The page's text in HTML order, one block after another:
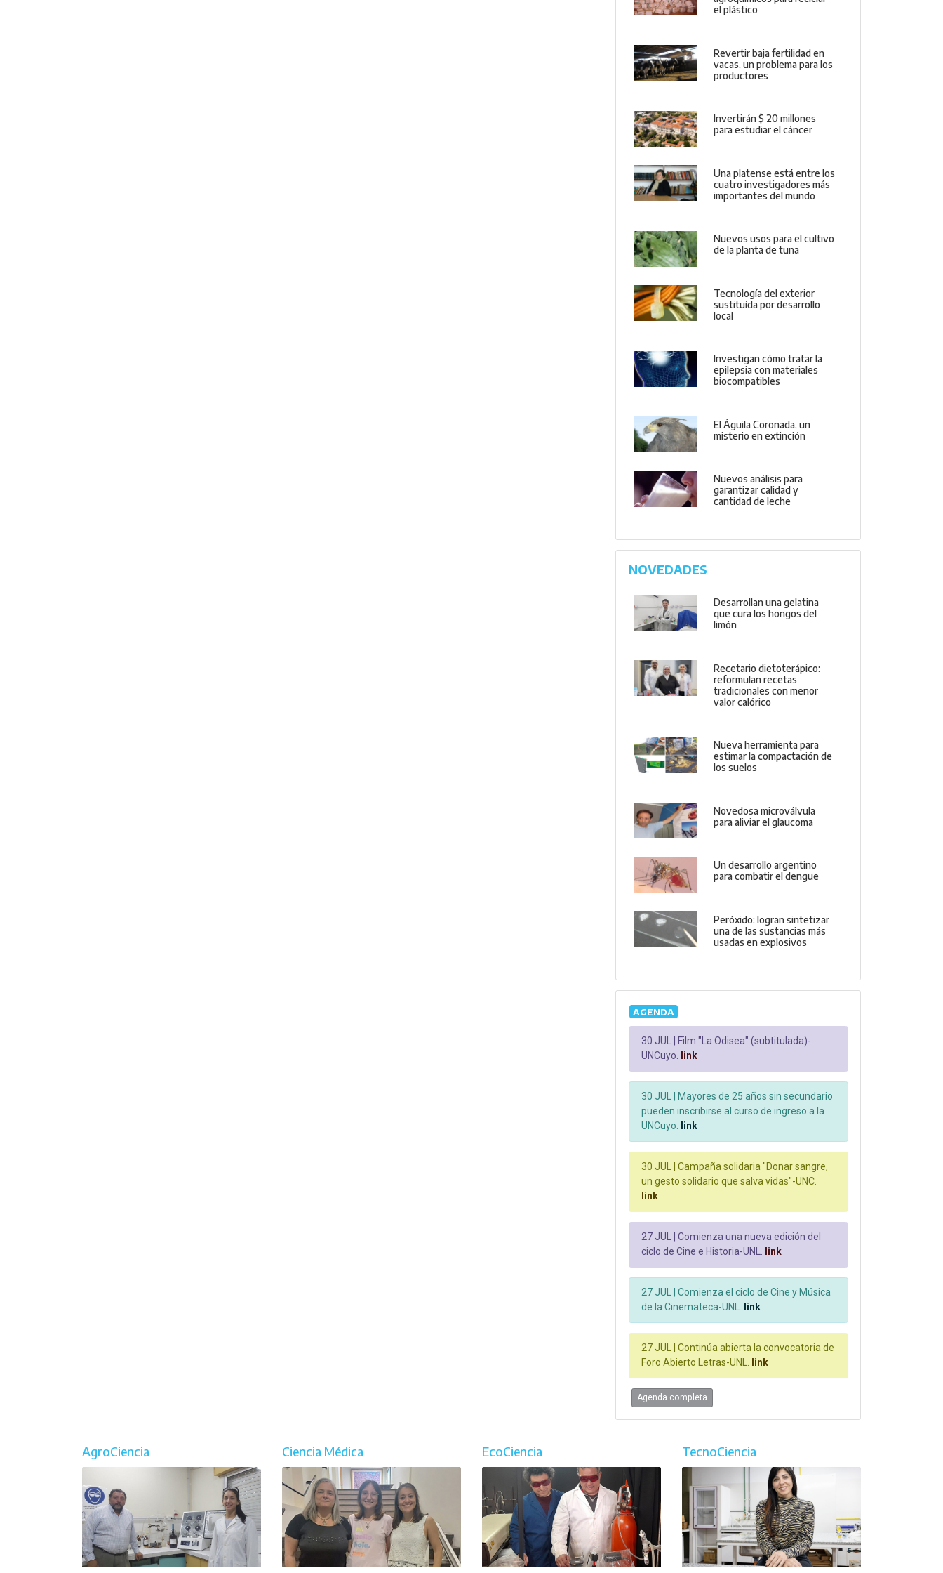
el plástico
Revertir baja fertilidad en
vacas, un problema para los
productores
Invertirán $ 20 millones
para estudiar el cáncer
Una platense está entre los
cuatro investigadores más
importantes del mundo
Nuevos usos para el cultivo
de la planta de tuna
Tecnología del exterior
sustituída por desarrollo
local
Investigan cómo tratar la
epilepsia con materiales
biocompatibles
El Águila Coronada, un
misterio en extinción
Nuevos análisis para
garantizar calidad y
cantidad de leche
NOVEDADES
Desarrollan una gelatina
que cura los hongos del
limón
Recetario dietoterápico:
reformulan recetas
tradicionales con menor
valor calórico
Nueva herramienta para
estimar la compactación de
los suelos
Novedosa microválvula
para aliviar el glaucoma
Un desarrollo argentino
para combatir el dengue
Peróxido: logran sintetizar
una de las sustancias más
usadas en explosivos
AGENDA
30 JUL |
Film "La Odisea" (subtitulada)-
UNCuyo.
link
30 JUL |
Mayores de 25 años sin secundario
pueden inscribirse al curso de ingreso a la
UNCuyo.
link
30 JUL |
Campaña solidaria "Donar sangre,
un gesto solidario que salva vidas"-UNC.
link
27 JUL |
Comienza una nueva edición del
ciclo de Cine e Historia-UNL.
link
27 JUL |
Comienza el ciclo de Cine y Música
de la Cinemateca-UNL.
link
27 JUL |
Continúa abierta la convocatoria de
Foro Abierto Letras-UNL.
link
Agenda completa
AgroCiencia Ciencia Médica EcoCiencia TecnoCiencia